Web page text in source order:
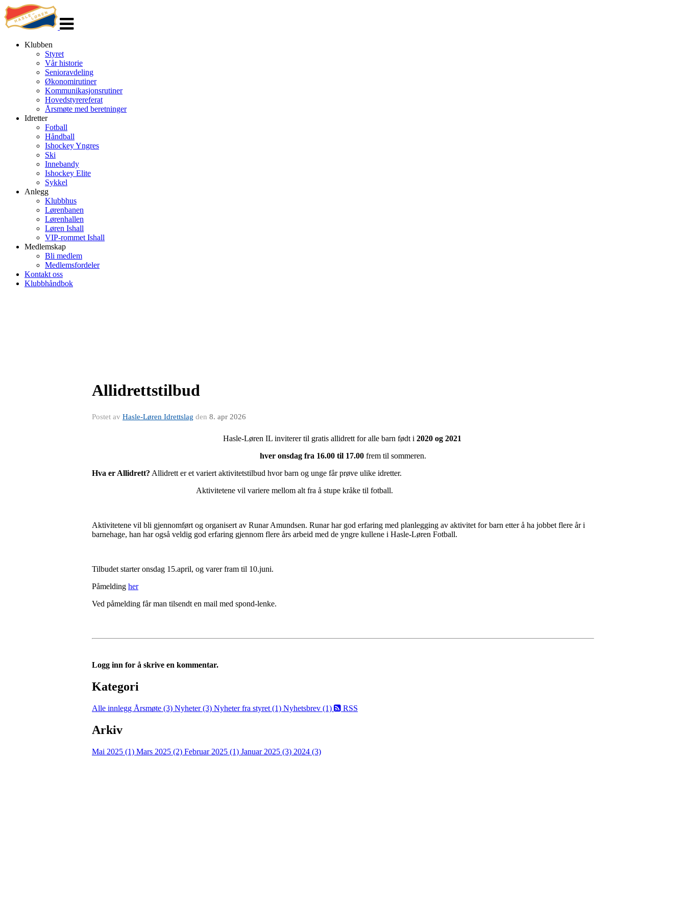
navigasjon
Klubben
Styret
Vår historie
Senioravdeling
Økonomirutiner
Kommunikasjonsrutiner
Hovedstyrereferat
Årsmøte med beretninger
Idretter
Fotball
Håndball
Ishockey Yngres
Ski
Innebandy
Ishockey Elite
Sykkel
Anlegg
Klubbhus
Lørenbanen
Lørenhallen
Løren Ishall
VIP-rommet Ishall
Medlemskap
Bli medlem
Medlemsfordeler
Kontakt oss
Klubbhåndbok
Allidrettstilbud
Postet av Hasle-Løren Idrettslag den 8. apr 2026
Hasle-Løren IL inviterer til gratis allidrett for alle barn født i 2020 og 2021
hver onsdag fra 16.00 til 17.00 frem til sommeren.
Hva er Allidrett? Allidrett er et variert aktivitetstilbud hvor barn og unge får prøve ulike idretter.
Aktivitetene vil variere mellom alt fra å stupe kråke til fotball.
Aktivitetene vil bli gjennomført og organisert av Runar Amundsen. Runar har god erfaring med planlegging av aktivitet for barn etter å ha jobbet flere år i
barnehage, han har også veldig god erfaring gjennom flere års arbeid med de yngre kullene i Hasle-Løren Fotball.
Tilbudet starter onsdag 15.april, og varer fram til 10.juni.
Påmelding her
Ved påmelding får man tilsendt en mail med spond-lenke.
Logg inn for å skrive en kommentar.
Kategori
Alle innlegg Årsmøte (3) Nyheter (3) Nyheter fra styret (1) Nyhetsbrev (1) RSS
Arkiv
Mai 2025 (1) Mars 2025 (2) Februar 2025 (1) Januar 2025 (3) 2024 (3)